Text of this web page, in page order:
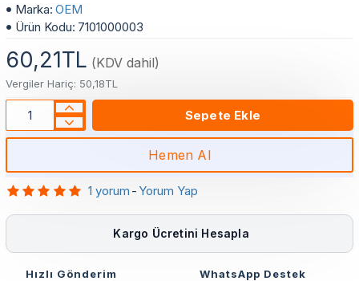
Marka: OEM
Ürün Kodu: 7101000003
1 yorum - Yorum Yap
60,21TL (KDV dahil)
Vergiler Hariç: 50,18TL
Sepete Ekle
Hemen Al
Kargo Ücretini Hesapla
Hızlı Gönderim
WhatsApp Destek